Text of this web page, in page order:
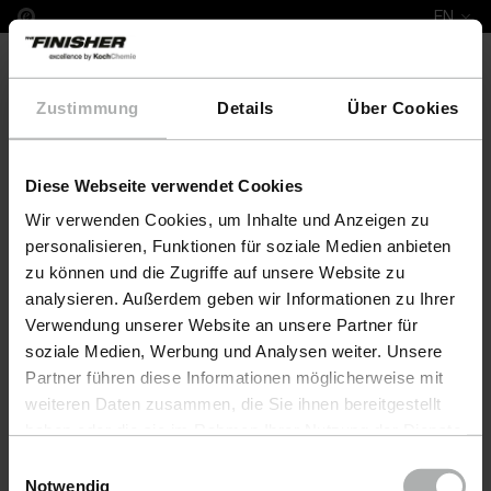
Zustimmung Details Über Cookies
Diese Webseite verwendet Cookies
Wir verwenden Cookies, um Inhalte und Anzeigen zu
personalisieren, Funktionen für soziale Medien anbieten
zu können und die Zugriffe auf unsere Website zu
analysieren. Außerdem geben wir Informationen zu Ihrer
Verwendung unserer Website an unsere Partner für
soziale Medien, Werbung und Analysen weiter. Unsere
Partner führen diese Informationen möglicherweise mit
weiteren Daten zusammen, die Sie ihnen bereitgestellt
Einstellungen zu den Cookies finden Sie unter
Notwendig
EN
COLOURLOCK Leather Fresh 100 ml Fiat